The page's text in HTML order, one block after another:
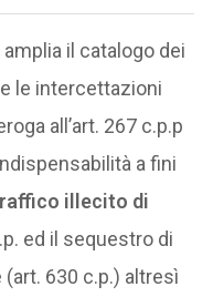
amplia il catalogo dei
le intercettazioni
all’art. 267 c.p.p
a fini
illecito di
ed il sequestro di
630 c.p.) altresì